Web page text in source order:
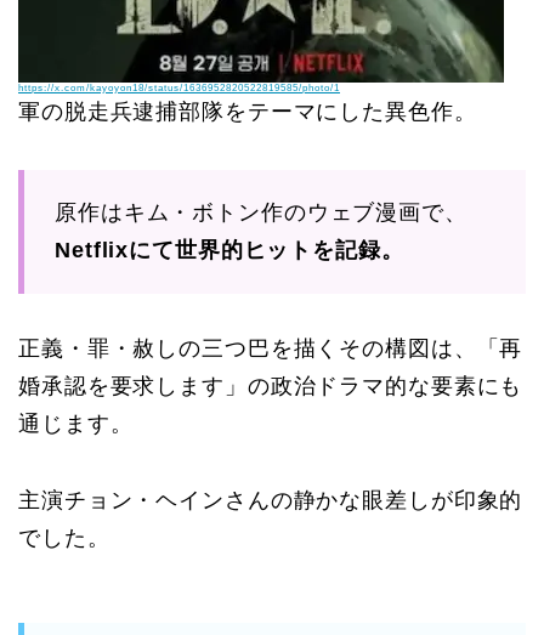
https://x.com/kayoyon18/status/1636952820522819585/photo/1
軍の脱走兵逮捕部隊をテーマにした異色作。
原作はキム・ボトン作のウェブ漫画で、
Netflixにて世界的ヒットを記録。
正義・罪・赦しの三つ巴を描くその構図は、「再
婚承認を要求します」の政治ドラマ的な要素にも
通じます。
主演チョン・ヘインさんの静かな眼差しが印象的
でした。